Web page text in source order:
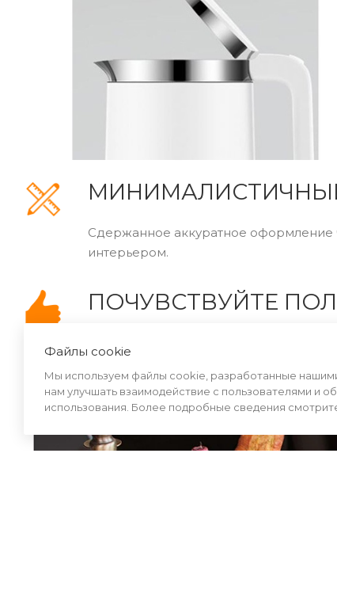
Сдержанное аккуратное оформление
интерьером.
ПОЧУВСТВУЙТЕ
кишечника, стимулирует обмен
Файлы cookie
Мы используем файлы cookie, разработанные
нам улучшать взаимодействие с пользователями и
использования. Более подробные сведения